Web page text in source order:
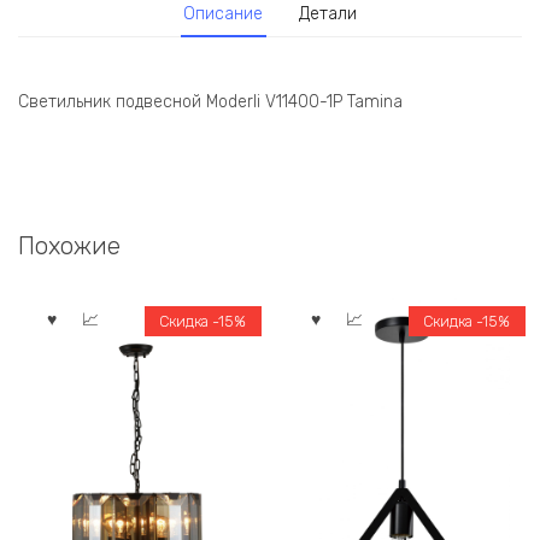
Описание Детали
Светильник подвесной Moderli V11400-1P Tamina
Похожие
Скидка -15% Скидка -15%